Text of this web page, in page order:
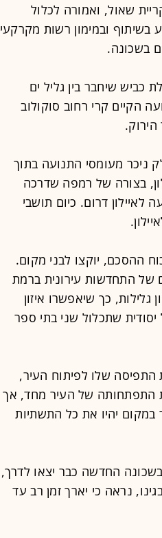
שאול, ואמורה לכלול
בשיתוף ובמימון רשות מקרקעי
בשכונה.
כביש שיחבר בין גליל ים
הקיים קרי רחוב סוקולוב
ניכר מעומסי התנועה בתוך
בצורה של רמפה שדרכה
לאיילון דרום. כיום תושבי
מכוח ההסכם, יוקצו לבני מקום.
של התחדשות עירונית ברמת
כך שיאפשרו איזון
שתכלול שני בתי ספר
שלו לפיתוח העיר,
התפתחותה של העיר מחד, אך
במקום יהיו את כל התשתיות
בשכונה החדשה כבר יצאו לדרך,
נראה כי יארך זמן רב עד